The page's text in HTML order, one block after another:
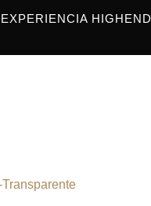
EXPERIENCIA HIGHEND